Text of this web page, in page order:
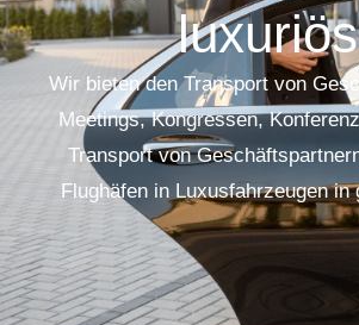
luxuriös
Wir bieten den Transport von
Meetings, Kongressen,
Transport von
Flughäfen in Luxusfahrzeugen in